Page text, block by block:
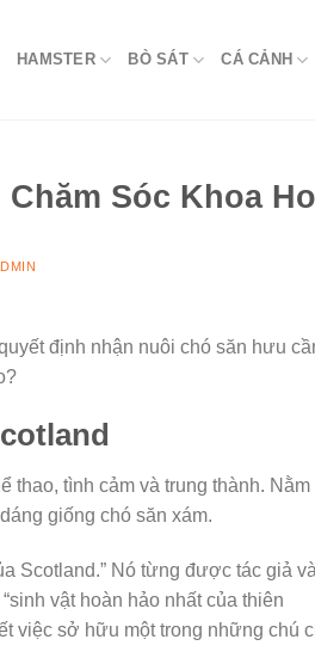
HAMSTER BÒ SÁT CÁ CẢNH
Sóc Khoa
định nhận nuôi chó săn hưu
thao, tình cảm và trung thành. Nằm
giống chó săn xám.
Scotland.” Nó từng được tác giả
vật hoàn hảo nhất của thiên
việc sở hữu một trong những chú